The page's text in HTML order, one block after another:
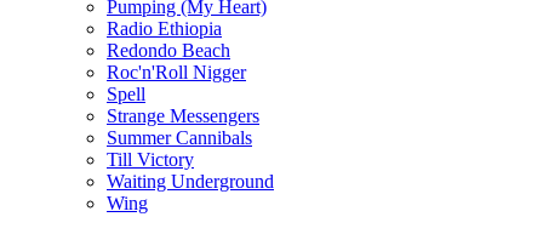
Pumping (My Heart)
Radio Ethiopia
Redondo Beach
Roc'n'Roll Nigger
Spell
Strange Messengers
Summer Cannibals
Till Victory
Waiting Underground
Wing